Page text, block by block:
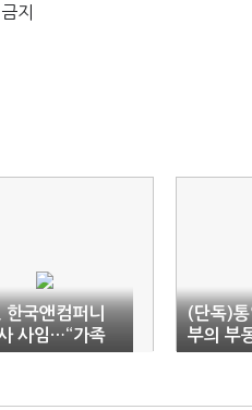
지
한국앤컴퍼니
사임…“가족
회사 운영 비화”
(단독)통
부의 부